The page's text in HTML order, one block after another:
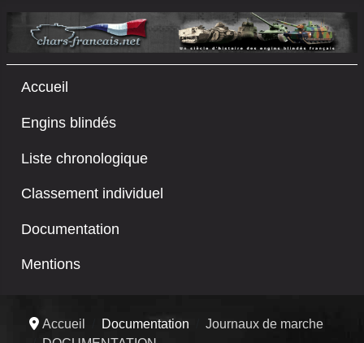
Accueil
Engins blindés
Liste chronologique
Classement individuel
Documentation
Mentions
Accueil Documentation
Journaux de marche